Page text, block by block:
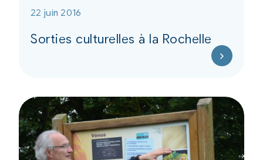
22 juin 2016
Sorties culturelles à la Rochelle